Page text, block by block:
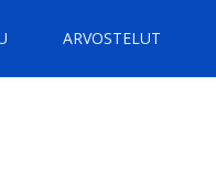
ARVOSTELUT